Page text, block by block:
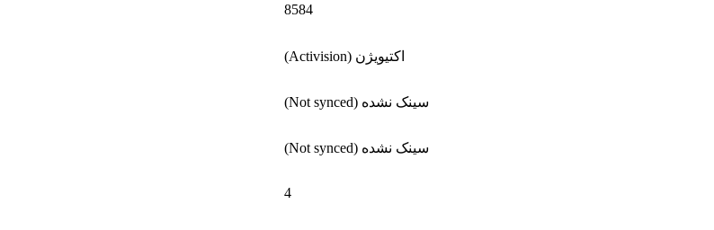
8584
اکتیویژن (Activision)
سینک نشده (Not synced)
سینک نشده (Not synced)
4